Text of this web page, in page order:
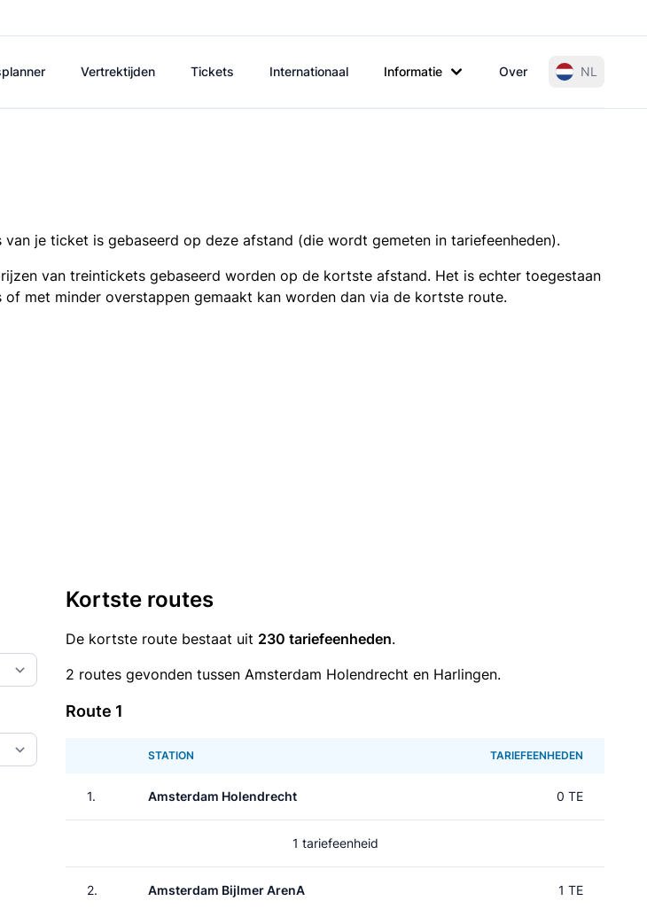
Vertrektijden Tickets Internationaal Informatie Over NL
je ticket is gebaseerd op deze afstand (die wordt gemeten in tariefeenheden).
van treintickets gebaseerd worden op de kortste afstand. Het is echter toegestaan
met minder overstappen gemaakt kan worden dan via de kortste route.
Kortste routes
De kortste route bestaat uit 230 tariefeenheden.
2 routes gevonden tussen Amsterdam Holendrecht en Harlingen.
Route 1
STATION TARIEFEENHEDEN
1. Amsterdam Holendrecht 0 TE
1 tariefeenheid
2. Amsterdam Bijlmer ArenA 1 TE